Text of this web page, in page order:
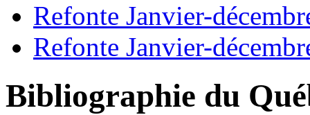
Refonte Janvier-
Refonte Janvier-
Bibliographie du